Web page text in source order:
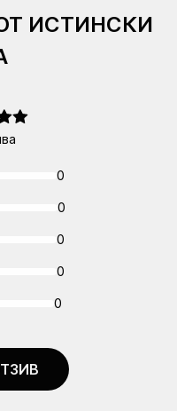
ИСТИНСКИ
0
0
0
0
0